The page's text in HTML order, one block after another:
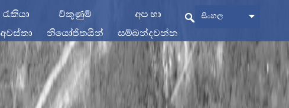
රැකියා
අවස්තා
ව්කුණුම්
නියෝජිතයින්
අප හා
සම්බන්දවන්න
සිංහල